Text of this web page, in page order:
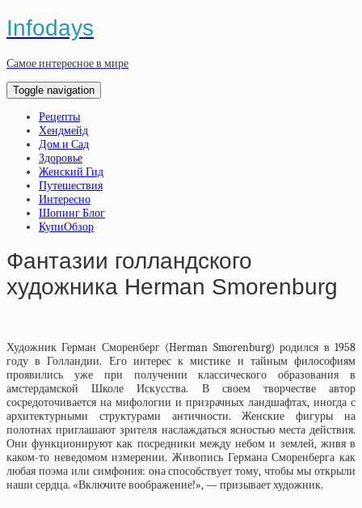
Infodays
Самое интересное в мире
Toggle navigation
Рецепты
Хендмейд
Дом и Сад
Здоровье
Женский Гид
Путешествия
Интересно
Шопинг Блог
КупиОбзор
Фантазии голландского
художника Herman Smorenburg
Художник Герман Сморенберг (Herman Smorenburg) родился в 1958
году в Голландии. Его интерес к мистике и тайным философиям
проявились уже при получении классического образования в
амстердамской Школе Искусства. В своем творчестве автор
сосредоточивается на мифологии и призрачных ландшафтах, иногда с
архитектурными структурами античности. Женские фигуры на
полотнах приглашают зрителя наслаждаться ясностью места действия.
Они функционируют как посредники между небом и землей, живя в
каком-то неведомом измерении. Живопись Германа Сморенберга как
любая поэма или симфония: она способствует тому, чтобы мы открыли
наши сердца. «Включите воображение!», — призывает художник.